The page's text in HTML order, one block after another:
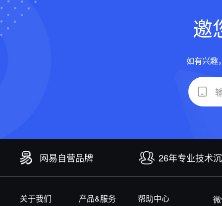
邀
如有兴趣
网易自营品牌 26年专业技术
关于我们 产品&服务 帮助中心